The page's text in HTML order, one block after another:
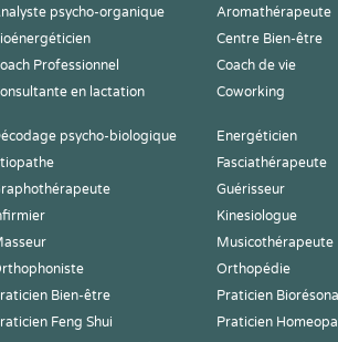
psycho-organique
Aromathérapeute
Centre Bien-être
Professionnel
Coach de vie
en lactation Coworking
psycho-biologique
Energéticien
Fasciathérapeute
Guérisseur
Kinesiologue
Musicothérapeute
Orthopédie
Bien-être
Praticien
Feng Shui
Praticien